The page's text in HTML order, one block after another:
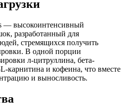
— высокоинтенсивный
разработанный для
стремящихся получить
В одной порции
л-цитруллина, бета-
карнитина и кофеина, что вместе
и выносливость.